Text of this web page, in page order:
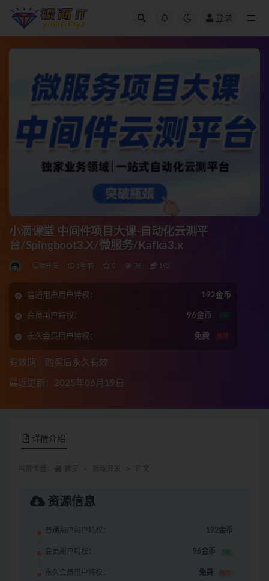
登录
小滴课堂 中间件项目大课-自动化云测平
台/Spingboot3.X/微服务/Kafka3.x
后端开发 1年前 0 36 192
普通用户用户特权： 192金币
会员用户特权： 96金币 5折
永久会员用户特权： 免费 推荐
有效期：购买后永久有效
最近更新：2025年06月19日
详情介绍
资源信息
普通用户用户特权： 192金币
会员用户特权： 96金币 5折
永久会员用户特权： 免费 推荐